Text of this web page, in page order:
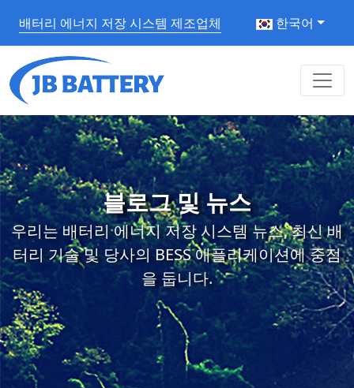
배터리 에너지 저장 시스템 제조업체 한국어
블로그 및 뉴스
우리는 배터리 에너지 저장 시스템 뉴스, 최신 배
터리 기술 및 당사의 BESS 애플리케이션에 중점
을 둡니다.